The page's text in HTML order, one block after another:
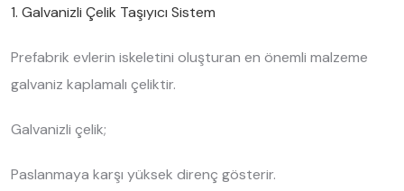
1. Galvanizli Çelik Taşıyıcı Sistem
Prefabrik evlerin iskeletini oluşturan en önemli malzeme
galvaniz kaplamalı çeliktir.
Galvanizli çelik;
Paslanmaya karşı yüksek direnç gösterir.